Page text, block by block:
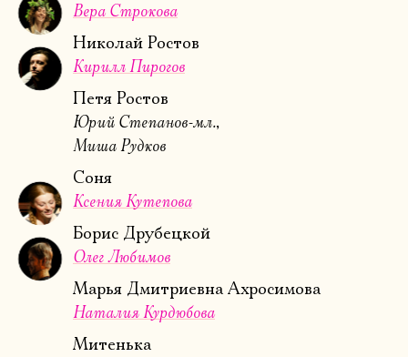
Вера Строкова
Николай Ростов
Кирилл Пирогов
Петя Ростов
Юрий Степанов-мл.
Миша Рудков
Соня
Ксения Кутепова
Борис Друбецкой
Олег Любимов
Марья Дмитриевна Ахросимова
Наталия Курдюбова
Митенька
Ознакомиться